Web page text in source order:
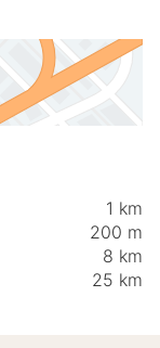
1 km
200 m
8 km
25 km